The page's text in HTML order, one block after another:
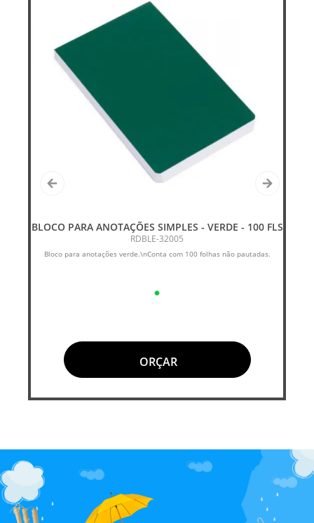
BLOCO PARA ANOTAÇÕES SIMPLES - VERDE - 100 FLS
RDBLE-32005
Bloco para anotações verde.\nConta com 100 folhas não pautadas.
ORÇAR